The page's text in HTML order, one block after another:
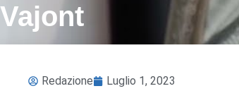
Vajont
Redazione Luglio 1, 2023